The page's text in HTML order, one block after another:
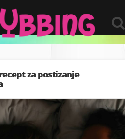
za postizanje